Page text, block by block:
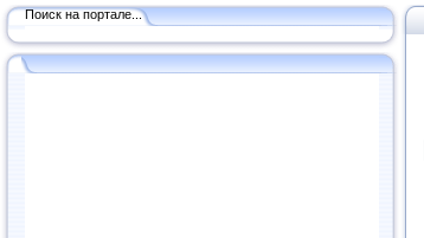
Поиск на портале...